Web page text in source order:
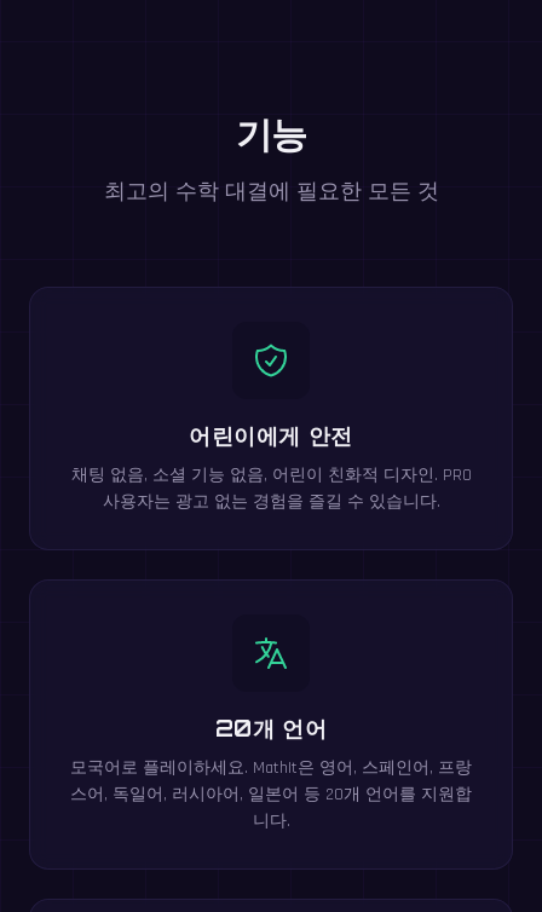
기능
최고의 수학 대결에 필요한 모든 것
어린이에게 안전
채팅 없음, 소셜 기능 없음, 어린이 친화적 디자인. PRO
사용자는 광고 없는 경험을 즐길 수 있습니다.
20개 언어
모국어로 플레이하세요. MathIt은 영어, 스페인어, 프랑
스어, 독일어, 러시아어, 일본어 등 20개 언어를 지원합
니다.